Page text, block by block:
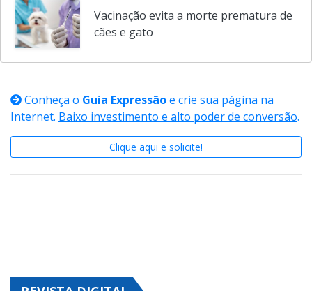
Vacinação evita a morte prematura de
cães e gato
Conheça o Guia Expressão e crie sua página na
Internet. Baixo investimento e alto poder de conversão.
Clique aqui e solicite!